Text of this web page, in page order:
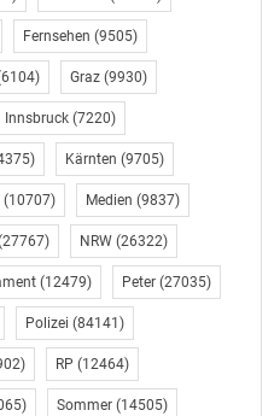
Landwirtschaft
so Kast
Personalwechsel.
ist mit rund
Interessenvertretung für
im Bundesgebiet.
Fernsehen (9505)
Graz (9930)
Innsbruck (7220)
Kärnten (9705)
(10707) Medien (9837)
NRW (26322)
(12479) Peter (27035)
Polizei (84141)
RP (12464)
Sommer (14505)